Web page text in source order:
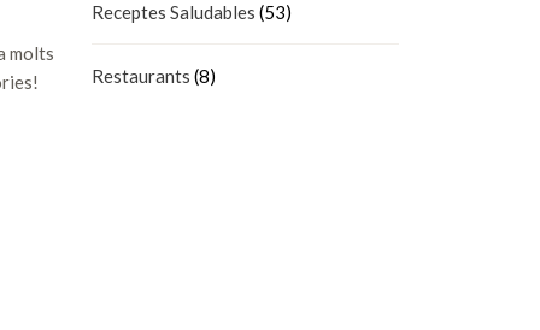
molts
Receptes Saludables (53)
Restaurants (8)